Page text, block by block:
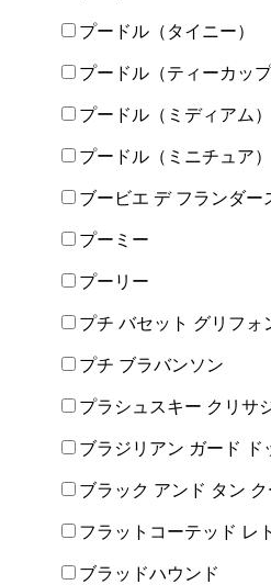
プードル（タイニー）
プードル（ティーカップ
プードル（ミディアム）
プードル（ミニチュア）
ブービエ デ フランダー
プーミー
プーリー
プチ バセット グリフォ
プチ ブラバンソン
プラシュスキー クリサ
ブラジリアン ガード ド
ブラック アンド タン
フラットコーテッド レ
ブラッドハウンド